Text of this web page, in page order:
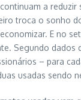
a reduzir
troca o sonho
E no
Segundo dados
– para
usadas sendo